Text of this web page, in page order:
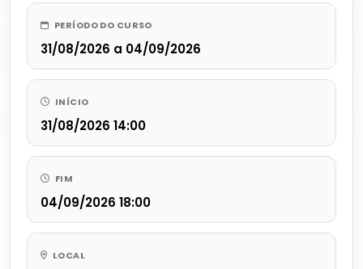
PERÍODO DO CURSO
31/08/2026 a 04/09/2026
INÍCIO
31/08/2026 14:00
FIM
04/09/2026 18:00
LOCAL